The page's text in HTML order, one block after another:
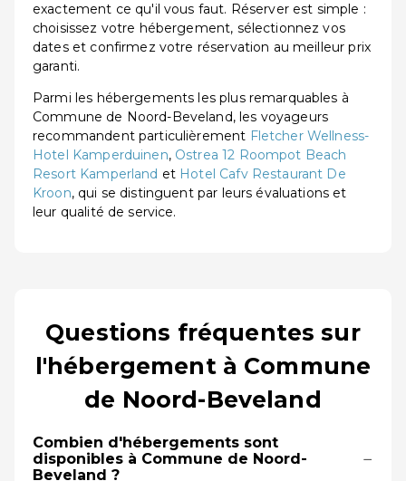
exactement ce qu'il vous faut. Réserver est simple :
choisissez votre hébergement, sélectionnez vos
dates et confirmez votre réservation au meilleur prix
garanti.
Parmi les hébergements les plus remarquables à
Commune de Noord-Beveland, les voyageurs
recommandent particulièrement Fletcher Wellness-
Hotel Kamperduinen, Ostrea 12 Roompot Beach
Resort Kamperland et Hotel Cafv Restaurant De
Kroon, qui se distinguent par leurs évaluations et
leur qualité de service.
Questions fréquentes sur
l'hébergement à Commune
de Noord-Beveland
Combien d'hébergements sont
disponibles à Commune de Noord-
Beveland ?
−